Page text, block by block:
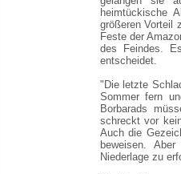
heimtückische
größeren Vorteil
Feste der
des Feindes.
entscheidet.
"Die letzte
Sommer fern
Borbarads
schreckt vor
Auch die
beweisen.
Niederlage zu